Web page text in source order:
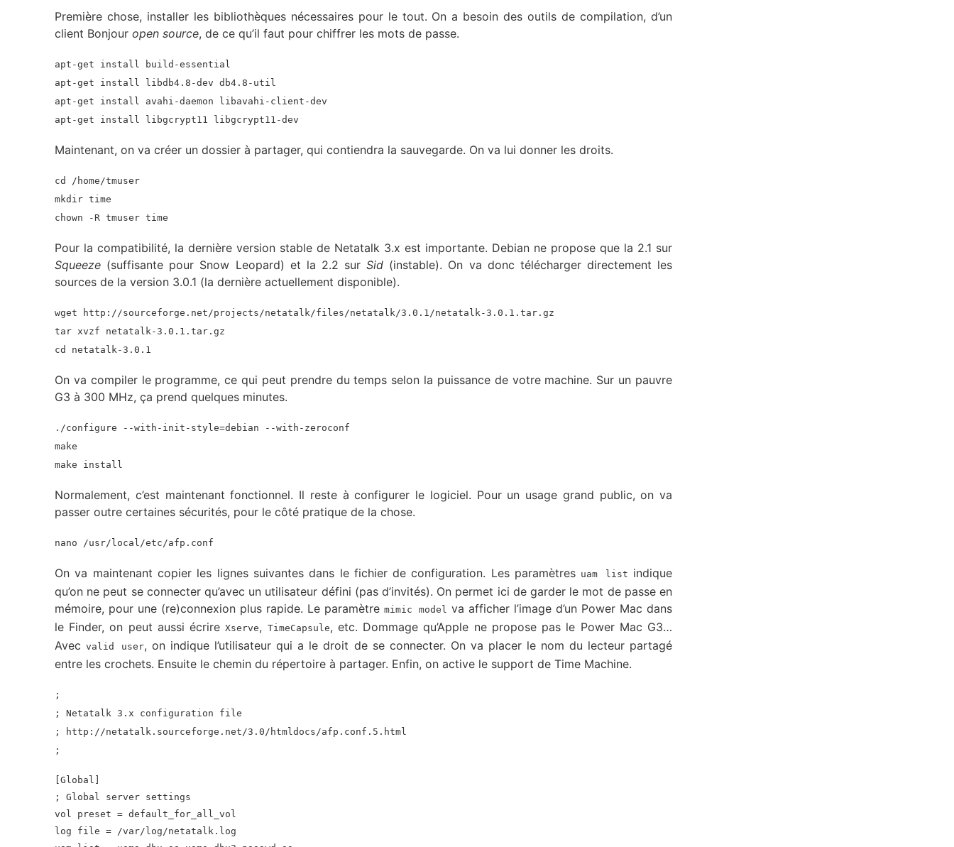
Première chose, installer les bibliothèques nécessaires pour le tout. On a besoin des outils de compilation, d’un
client Bonjour open source, de ce qu’il faut pour chiffrer les mots de passe.
apt-get install build-essential
apt-get install libdb4.8-dev db4.8-util
apt-get install avahi-daemon libavahi-client-dev
apt-get install libgcrypt11 libgcrypt11-dev
Maintenant, on va créer un dossier à partager, qui contiendra la sauvegarde. On va lui donner les droits.
cd /home/tmuser
mkdir time
chown -R tmuser time
Pour la compatibilité, la dernière version stable de Netatalk 3.x est importante. Debian ne propose que la 2.1 sur
Squeeze (suffisante pour Snow Leopard) et la 2.2 surSid (instable). On va donc télécharger directement les
sources de la version 3.0.1 (la dernière actuellement disponible).
wget http://sourceforge.net/projects/netatalk/files/netatalk/3.0.1/netatalk-3.0.1.tar.gz
tar xvzf netatalk-3.0.1.tar.gz
cd netatalk-3.0.1
On va compiler le programme, ce qui peut prendre du temps selon la puissance de votre machine. Sur un pauvre
G3 à 300 MHz, ça prend quelques minutes.
./configure --with-init-style=debian --with-zeroconf
make
make install
Normalement, c’est maintenant fonctionnel. Il reste à configurer le logiciel. Pour un usage grand public, on va
passer outre certaines sécurités, pour le côté pratique de la chose.
nano /usr/local/etc/afp.conf
On va maintenant copier les lignes suivantes dans le fichier de configuration. Les paramètres uam list indique
qu’on ne peut se connecter qu’avec un utilisateur défini (pas d’invités). On permet ici de garder le mot de passe en
mémoire, pour une (re)connexion plus rapide. Le paramètre mimic model va afficher l’image d’un Power Mac dans
le Finder, on peut aussi écrireXserve, TimeCapsule, etc. Dommage qu’Apple ne propose pas le Power Mac G3…
Avecvalid user, on indique l’utilisateur qui a le droit de se connecter. On va placer le nom du lecteur partagé
entre les crochets. Ensuite le chemin du répertoire à partager. Enfin, on active le support de Time Machine.
;
; Netatalk 3.x configuration file
; http://netatalk.sourceforge.net/3.0/htmldocs/afp.conf.5.html
;
[Global]
; Global server settings
vol preset = default_for_all_vol
log file = /var/log/netatalk.log